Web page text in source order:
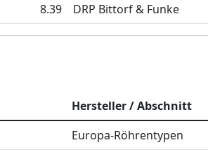
8.39 DRP Bittorf & Funke
Hersteller / Abschnitt
Europa-Röhrentypen